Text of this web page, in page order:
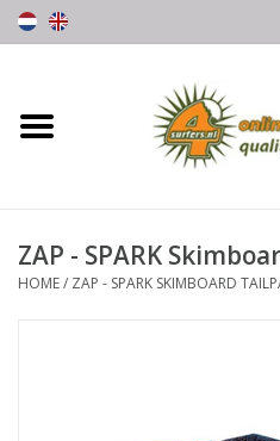
Home
Wetsuits
ZAP - SPARK
HOME/ ZAP - SPARK SKIMBOARD